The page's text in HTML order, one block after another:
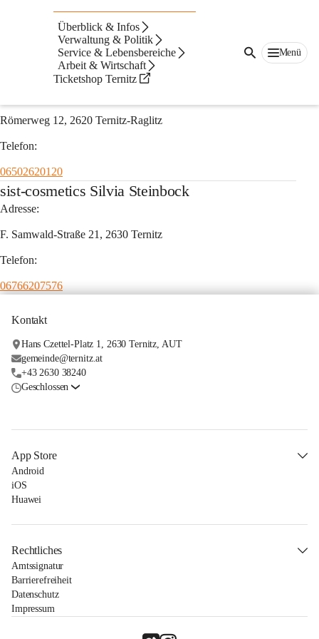
Überblick & Infos
Verwaltung & Politik
Service & Lebensbereiche
Arbeit & Wirtschaft
Ticketshop Ternitz
Menü
Fußpflege
Claudia Reiterer
Römerweg 12, 2620 Ternitz-Raglitz
Telefon:
06502620120
sist-cosmetics Silvia Steinbock
Adresse:
F. Samwald-Straße 21, 2630 Ternitz
Telefon:
06766207576
Kontakt
Hans Czettel-Platz 1, 2630 Ternitz, AUT
gemeinde@ternitz.at
+43 2630 38240
Geschlossen
App Store
Android
iOS
Huawei
Rechtliches
Amtssignatur
Barrierefreiheit
Datenschutz
Impressum